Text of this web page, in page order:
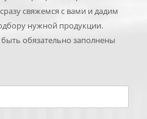
свяжемся с вами и дадим
нужной продукции.
обязательно заполнены